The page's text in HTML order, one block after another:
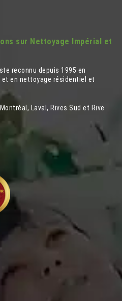
sur Nettoyage Impérial et
reconnu depuis 1995 en
en nettoyage résidentiel et
Laval, Rives Sud et Rive